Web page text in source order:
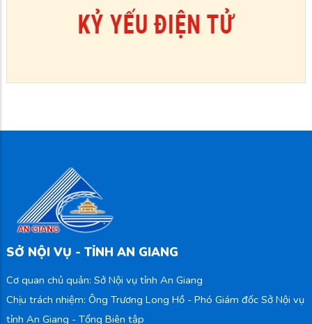
SỞ NỘI VỤ - TỈNH AN GIANG
Cơ quan chủ quản: Sở Nội vụ tỉnh An Giang
Chịu trách nhiệm: Ông Trương Long Hồ - Phó Giám đốc Sở Nội vụ
tỉnh An Giang - Tổng Biên tập